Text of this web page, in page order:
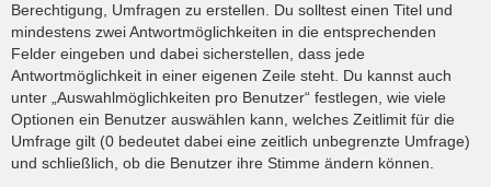
Berechtigung, Umfragen zu erstellen. Du solltest einen Titel und
mindestens zwei Antwortmöglichkeiten in die entsprechenden
Felder eingeben und dabei sicherstellen, dass jede
Antwortmöglichkeit in einer eigenen Zeile steht. Du kannst auch
unter „Auswahlmöglichkeiten pro Benutzer“ festlegen, wie viele
Optionen ein Benutzer auswählen kann, welches Zeitlimit für die
Umfrage gilt (0 bedeutet dabei eine zeitlich unbegrenzte Umfrage)
und schließlich, ob die Benutzer ihre Stimme ändern können.